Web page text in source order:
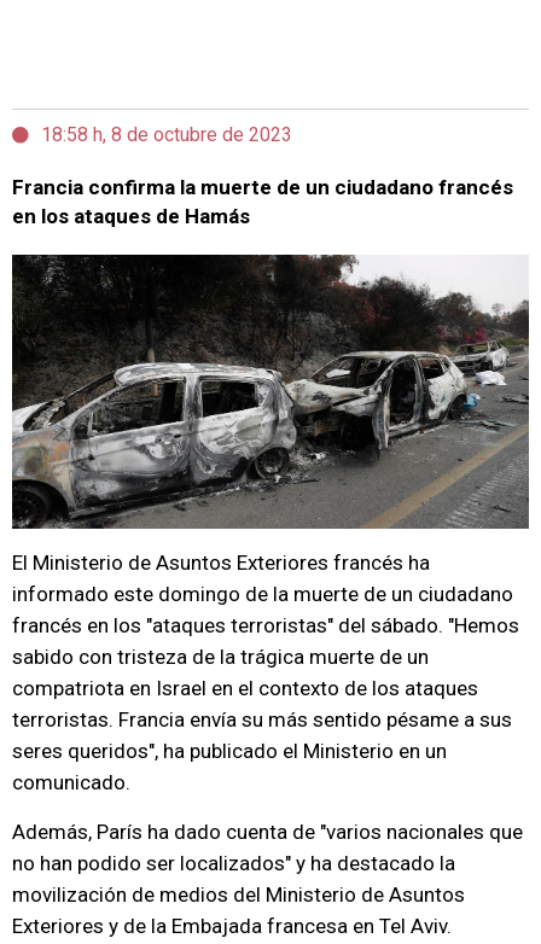
18:58 h, 8 de octubre de 2023
Francia confirma la muerte de un ciudadano francés
en los ataques de Hamás
El Ministerio de Asuntos Exteriores francés ha
informado este domingo de la muerte de un ciudadano
francés en los "ataques terroristas" del sábado. "Hemos
sabido con tristeza de la trágica muerte de un
compatriota en Israel en el contexto de los ataques
terroristas. Francia envía su más sentido pésame a sus
seres queridos", ha publicado el Ministerio en un
comunicado.
Además, París ha dado cuenta de "varios nacionales que
no han podido ser localizados" y ha destacado la
movilización de medios del Ministerio de Asuntos
Exteriores y de la Embajada francesa en Tel Aviv.